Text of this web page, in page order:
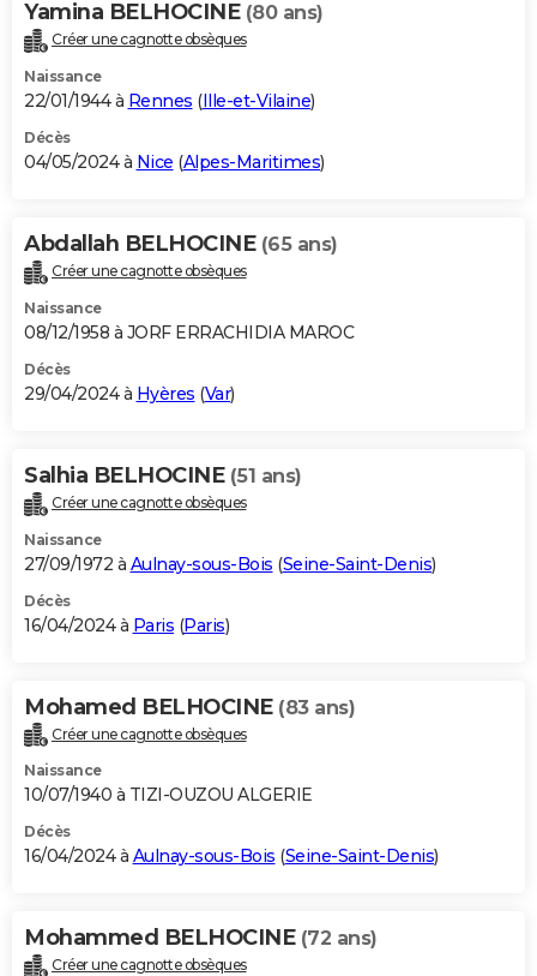
Yamina BELHOCINE (80 ans)
Créer une cagnotte obsèques
Naissance
22/01/1944 à Rennes (Ille-et-Vilaine)
Décès
04/05/2024 à Nice (Alpes-Maritimes)
Abdallah BELHOCINE (65 ans)
Créer une cagnotte obsèques
Naissance
08/12/1958 à JORF ERRACHIDIA MAROC
Décès
29/04/2024 à Hyères (Var)
Salhia BELHOCINE (51 ans)
Créer une cagnotte obsèques
Naissance
27/09/1972 à Aulnay-sous-Bois (Seine-Saint-Denis)
Décès
16/04/2024 à Paris (Paris)
Mohamed BELHOCINE (83 ans)
Créer une cagnotte obsèques
Naissance
10/07/1940 à TIZI-OUZOU ALGERIE
Décès
16/04/2024 à Aulnay-sous-Bois (Seine-Saint-Denis)
Mohammed BELHOCINE (72 ans)
Créer une cagnotte obsèques